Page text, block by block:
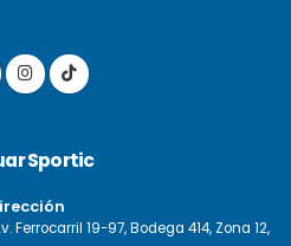
Sportic
Ferrocarril 19-97, Bodega 414, Zona 12,